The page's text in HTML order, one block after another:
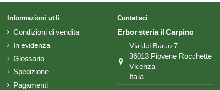
Informazioni utili
Condizioni di vendita
In evidenza
Glossario
Spedizione
Pagamenti
Contattaci
Erboristeria il Carpino
Via del Barco 7
36013 Piovene Rocchette
Vicenza
Italia